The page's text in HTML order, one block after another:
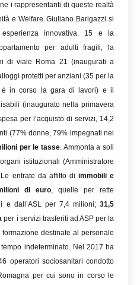
i rappresentanti di queste realtà
e Welfare Giuliano Barigazzi si
innovativa. 15 e la
per adulti fragili, la
di viale Roma 21 (inaugurati a
protetti per anziani (35 per la
in corso la gara di lavori) e il
(inaugurato nella primavera
per l’acquisto di servizi, 14,2
(77% donne, 79% impegnati nei
per le tasse. Ammonta a soli
istituzionali (Amministratore
entrate da affitto di immobili e
di euro, quelle per rette
e dall’ASL per 7,4 milioni; 31,5
per i servizi trasferiti ad ASP per la
destinate al personale
indeterminato. Nel 2017 ha
operatori sociosanitari condotto
per cui sono in corso le